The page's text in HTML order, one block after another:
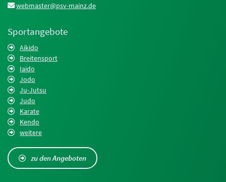
webmaster@psv-mainz.de
Sportangebote
Aikido
Breitensport
Iaido
Jodo
Ju-Jutsu
Judo
Karate
Kendo
weitere
zu den Angeboten